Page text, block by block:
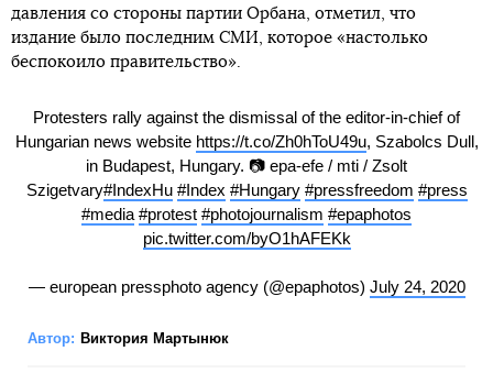
давления со стороны партии Орбана, отметил, что
издание было последним СМИ, которое «настолько
беспокоило правительство».
Protesters rally against the dismissal of the editor-in-chief of
Hungarian news website https://t.co/Zh0hToU49u, Szabolcs Dull,
in Budapest, Hungary. 📷 epa-efe / mti / Zsolt
Szigetvary#IndexHu #Index #Hungary #pressfreedom #press
#media #protest #photojournalism #epaphotos
pic.twitter.com/byO1hAFEKk
— european pressphoto agency (@epaphotos) July 24, 2020
Автор: Виктория Мартынюк